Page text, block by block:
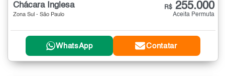
Chácara Inglesa
Zona Sul - São Paulo
R$ 255.000
Aceita Permuta
WhatsApp Contatar